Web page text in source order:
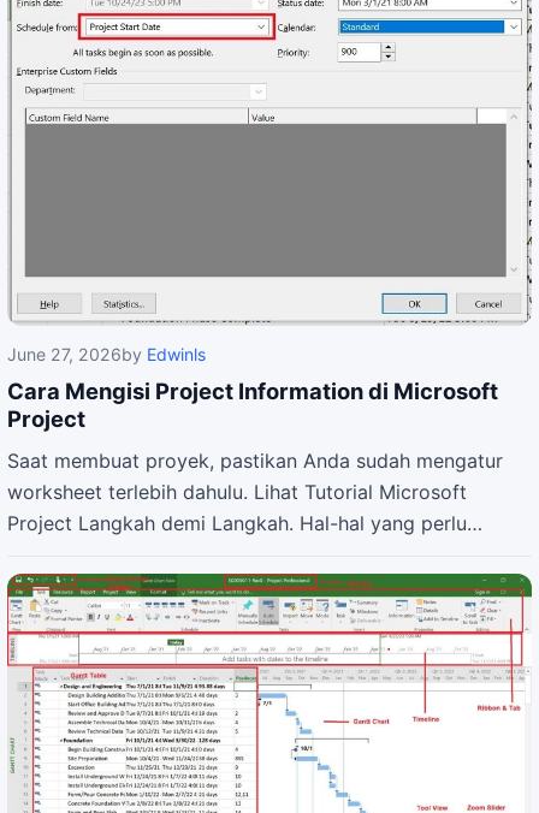
June 27, 2026by Edwinls
Cara Mengisi Project Information di Microsoft
Project
Saat membuat proyek, pastikan Anda sudah mengatur
worksheet terlebih dahulu. Lihat Tutorial Microsoft
Project Langkah demi Langkah. Hal-hal yang perlu…